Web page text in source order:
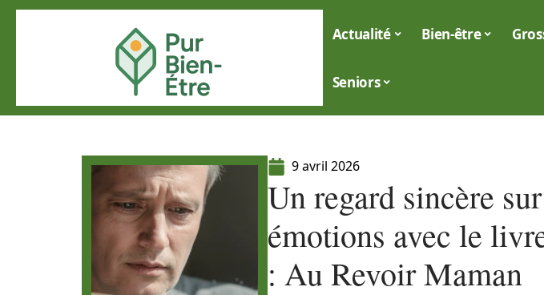
Actualité Bien-être
Seniors
9 avril 2026
Un regard sincère
émotions avec le
: Au Revoir Maman